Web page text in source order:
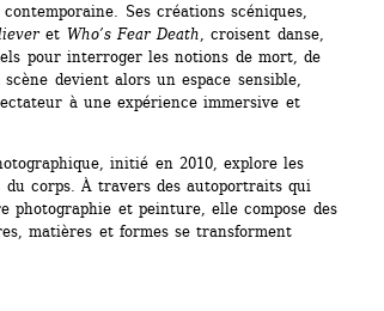
Ses créations scéniques,
et Who’s Fear Death , croisent danse,
pour interroger les notions de mort, de
devient alors un espace sensible,
à une expérience immersive et
initié en 2010, explore les
du corps. À travers des autoportraits qui
photographie et peinture, elle compose des
matières et formes se transforment